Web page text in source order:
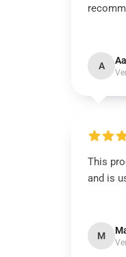
A
This
and is
M